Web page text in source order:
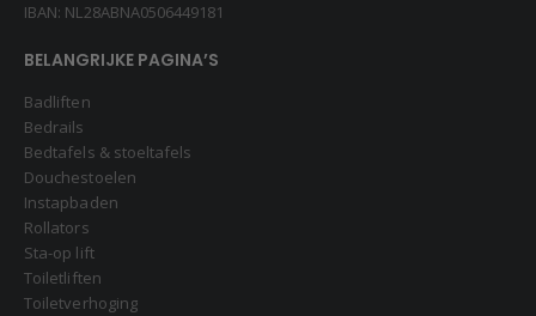
IBAN: NL28ABNA0506449181
BELANGRIJKE PAGINA’S
Badliften
Bedrails
Bedtafels & stoeltafels
Douchestoelen
Instapbaden
Rollators
Sta-op lift
Toiletliften
Toiletverhoging